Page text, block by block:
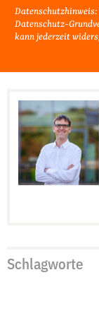
Datenschutz-
kann jederzeit
Schlagworte